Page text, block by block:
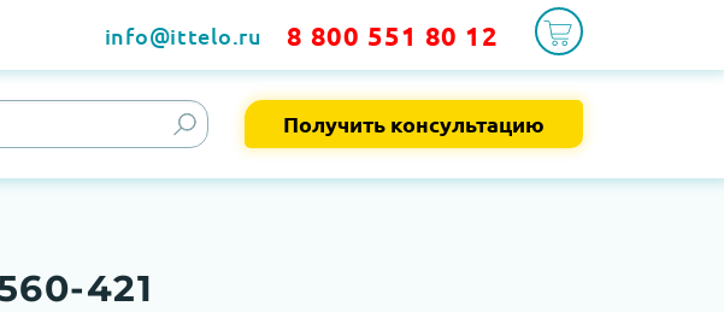
info@ittelo.ru 8 800 551 80 12
Получить консультацию
421